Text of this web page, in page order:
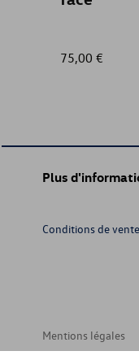
75,00 €
Plus
Conditions de vente
Mentions légales